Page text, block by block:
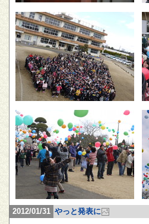
2012/01/31 やっと発表に